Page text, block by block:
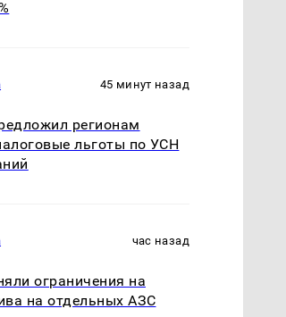
45 минут назад
регионам
льготы по УСН
час назад
ограничения на
на отдельных АЗС